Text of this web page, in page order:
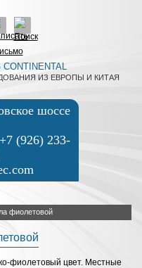
ИЗ ЕВРОПЫ И КИТАЯ
шоссе
(926) 233-
фиолетовой
фиолетовый цвет. Местные